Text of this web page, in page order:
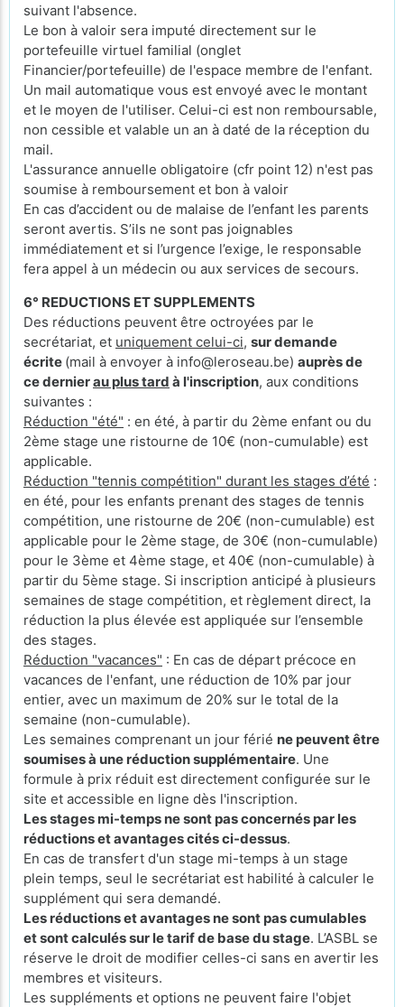
suivant l'absence.
Le bon à valoir sera imputé directement sur le
portefeuille virtuel familial (onglet
Financier/portefeuille) de l'espace membre de l'enfant.
Un mail automatique vous est envoyé avec le montant
et le moyen de l'utiliser. Celui-ci est non remboursable,
non cessible et valable un an à daté de la réception du
mail.
L'assurance annuelle obligatoire (cfr point 12) n'est pas
soumise à remboursement et bon à valoir
En cas d’accident ou de malaise de l’enfant les parents
seront avertis. S’ils ne sont pas joignables
immédiatement et si l’urgence l’exige, le responsable
fera appel à un médecin ou aux services de secours.
6° REDUCTIONS ET SUPPLEMENTS
Des réductions peuvent être octroyées par le
secrétariat, et uniquement celui-ci, sur demande
écrite (mail à envoyer à info@leroseau.be) auprès de
ce dernierau plus tard à l'inscription, aux conditions
suivantes :
Réduction "été" : en été, à partir du 2ème enfant ou du
2ème stage une ristourne de 10€ (non-cumulable) est
applicable.
Réduction "tennis compétition" durant les stages d’été :
en été, pour les enfants prenant des stages de tennis
compétition, une ristourne de 20€ (non-cumulable) est
applicable pour le 2ème stage, de 30€ (non-cumulable)
pour le 3ème et 4ème stage, et 40€ (non-cumulable) à
partir du 5ème stage. Si inscription anticipé à plusieurs
semaines de stage compétition, et règlement direct, la
réduction la plus élevée est appliquée sur l’ensemble
des stages.
Réduction "vacances" : En cas de départ précoce en
vacances de l'enfant, une réduction de 10% par jour
entier, avec un maximum de 20% sur le total de la
semaine (non-cumulable).
Les semaines comprenant un jour férié ne peuvent être
soumises à une réduction supplémentaire. Une
formule à prix réduit est directement configurée sur le
site et accessible en ligne dès l'inscription.
Les stages mi-temps ne sont pas concernés par les
réductions et avantages cités ci-dessus.
En cas de transfert d'un stage mi-temps à un stage
plein temps, seul le secrétariat est habilité à calculer le
supplément qui sera demandé.
Les réductions et avantages ne sont pas cumulables
et sont calculés sur le tarif de base du stage. L’ASBL se
réserve le droit de modifier celles-ci sans en avertir les
membres et visiteurs.
Les suppléments et options ne peuvent faire l'objet